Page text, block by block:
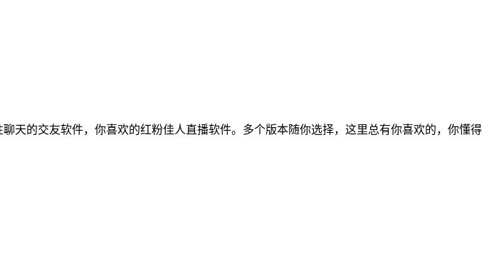
天的交友软件，你喜欢的红粉佳人直播软件。多个版本随你选择，这里总有你喜欢的，你懂得